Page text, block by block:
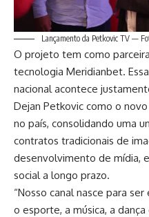
Lançamento da Petkovic TV —
O projeto tem como
tecnologia Meridianbet.
nacional acontece
Dejan Petkovic como o
no país, consolidando uma
contratos tradicionais de
desenvolvimento de mídia,
social a longo prazo.
“Nosso canal nasce para
o esporte, a música, a